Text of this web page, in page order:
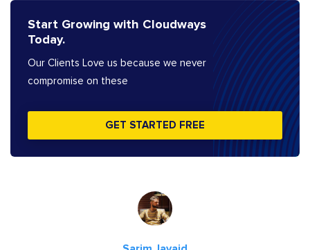
Start Growing with Cloudways
Today.
Our Clients Love us because we never
compromise on these
GET STARTED FREE